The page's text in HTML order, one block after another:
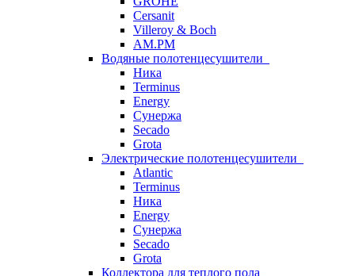
Cersanit
Villeroy & Boch
AM.PM
Водяные полотенцесушители
Ника
Terminus
Energy
Сунержа
Secado
Grota
Электрические полотенцесушители
Atlantic
Terminus
Ника
Energy
Сунержа
Secado
Grota
Коллектора для теплого пола